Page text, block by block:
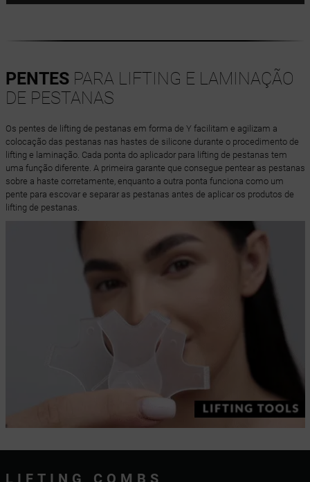
PENTESPARA LIFTING E LAMINAÇÃO
DE PESTANAS
Os pentes de lifting de pestanas em forma de Y facilitam e agilizam a
colocação das pestanas nas hastes de silicone durante o procedimento de
lifting e laminação. Cada ponta do aplicador para lifting de pestanas tem
uma função diferente. A primeira garante que consegue pentear as pestanas
sobre a haste corretamente, enquanto a outra ponta funciona como um
pente para escovar e separar as pestanas antes de aplicar os produtos de
lifting de pestanas.